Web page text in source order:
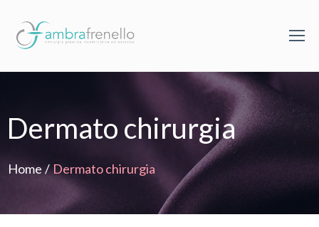
Dermato chirurgia
Home/Dermato chirurgia